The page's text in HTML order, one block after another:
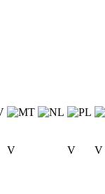
V V V